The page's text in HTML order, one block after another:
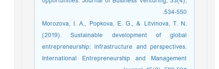
534-550.
Morozova, I. A., Popkova, E. G., & Litvinova, T. N.
(2019). Sustainable development of global
entrepreneurship: infrastructure and perspectives.
International Entrepreneurship and Management